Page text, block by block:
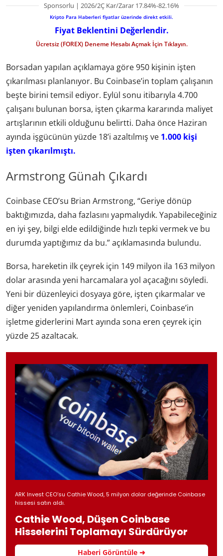
Sponsorlu | 2026/2Ç Kar/Zarar 17.84%-82.16%
Kripto Para Haberleri fiyatlar üzerinde direkt etkili.
Fiyat Beklentini Değerlendir.
Ücretsiz (FOREX) Deneme Hesabı Açmak İçin Tıklayın.
Borsadan yapılan açıklamaya göre 950 kişinin işten
çıkarılması planlanıyor. Bu Coinbase’in toplam çalışanın
beşte birini temsil ediyor. Eylül sonu itibarıyla 4.700
çalışanı bulunan borsa, işten çıkarma kararında maliyet
artışlarının etkili olduğunu belirtti. Daha önce Haziran
ayında işgücünün yüzde 18’i azaltılmış ve 1.000 kişi
işten çıkarılmıştı.
Armstrong Günah Çıkardı
Coinbase CEO’su Brian Armstrong, “Geriye dönüp
baktığımızda, daha fazlasını yapmalıydık. Yapabileceğiniz
en iyi şey, bilgi elde edildiğinde hızlı tepki vermek ve bu
durumda yaptığımız da bu.” açıklamasında bulundu.
Borsa, hareketin ilk çeyrek için 149 milyon ila 163 milyon
dolar arasında yeni harcamalara yol açacağını söyledi.
Yeni bir düzenleyici dosyaya göre, işten çıkarmalar ve
diğer yeniden yapılandırma önlemleri, Coinbase’in
işletme giderlerini Mart ayında sona eren çeyrek için
yüzde 25 azaltacak.
ARK Invest CEO’su Cathie Wood, 5 milyon dolar değerinde Coinbase
hissesi satın aldı.
Cathie Wood, Düşen Coinbase
Hisselerini Toplamayı Sürdürüyor
Haberi Görüntüle ➜